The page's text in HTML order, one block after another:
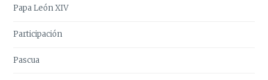
Papa León XIV
Participación
Pascua